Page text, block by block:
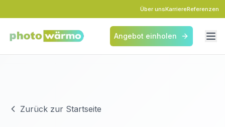
Über unsKarriereReferenzen
Angebot einholen
Zurück zur Startseite